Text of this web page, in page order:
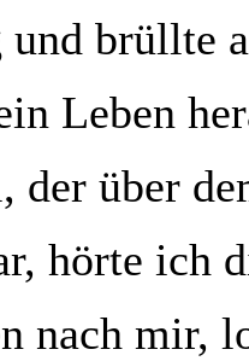
brüllte
Leben
der über
hörte ich
nach mir,